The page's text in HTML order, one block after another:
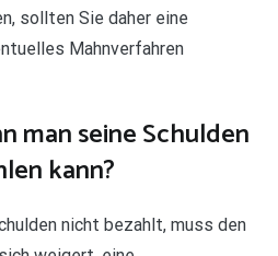
sollten Sie daher eine
Mahnverfahren
man seine Schulden
kann?
nicht bezahlt, muss den